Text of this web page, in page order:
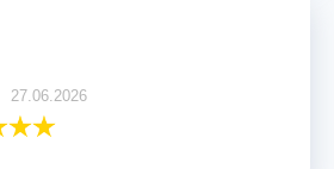
27.06.2026